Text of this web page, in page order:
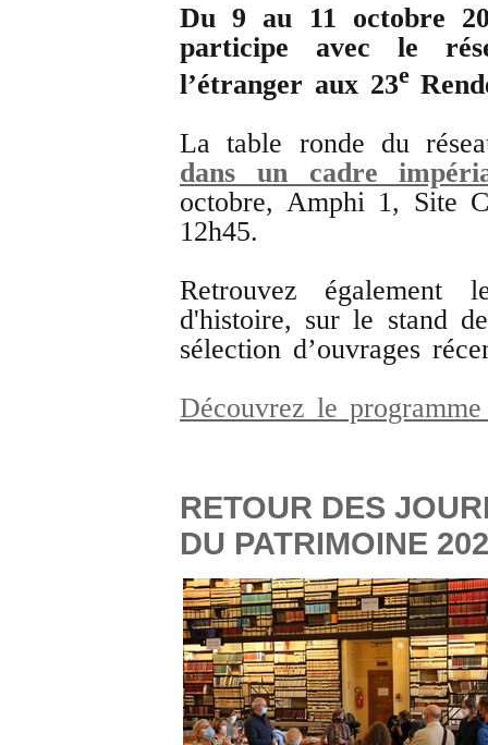
Du 9 au 11 octobre
participe avec le
l’étranger aux 23e
La table ronde du
dans un cadre
octobre, Amphi 1, Site
12h45.
Retrouvez
d'histoire, sur le stand
sélection d’ouvrages
Découvrez le
RETOUR DES
DU PATRIMOINE